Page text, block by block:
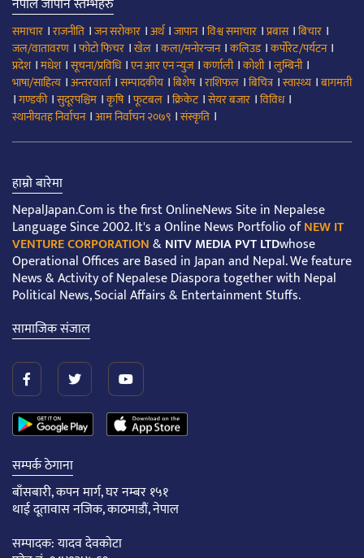
समाचार ।राजनीति ।जन सरोकार ।अर्थ।जापान।विश्व समाचार ।प्रबास।बिचार ।
जल/वातावरण ।फोटो फिचर ।खेल ।कला/मनोरन्जन।कलिउड।कर्पोरेट/पर्यटन।
प्रदेश।मधेश।सूचना/प्रविधि।एन आर एन न्युज।कर्णाली।कोशी।लुम्बिनी।
भाषा/साहित्य ।अन्तरवार्ता।सम्पादकीय ।बिशेष।राशिफल ।बिचित्र।स्वास्थ्य ।बागमती
।गण्डकी।सुदूरपश्चिम ।कृषि।फूटबल ।क्रिकेट।सेयर बजार ।विविध।
स्थानीयतह निर्वाचन।आम निर्वाचन २०७९ ।संस्कृति ।
हाम्रो बारेमा
NepalJapan.Com is the first OnlineNews Site in Nepalese
Language Since 2002. It's a Online News Portfolio ofNEW IT
VENTURE CORPORATION&NITV MEDIA PVT LTDwhose
Operational Offices are Based in Japan and Nepal. We feature
News & Activity of Nepalese Diaspora together with Nepal
Political News, Social Affairs & Entertainment Stuffs.
सामाजिक संजाल
सम्पर्क ठेगाना
बाँसबारी, कपन मार्ग, घर नम्बर १५१
थाई दूतावास नजिक, काठमाडौं, नेपाल
सम्पादक: यादव देवकोटा